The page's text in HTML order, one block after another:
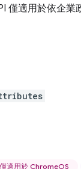
僅適用於依企業
僅適用於 ChromeOS